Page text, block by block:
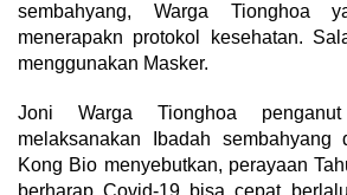
sembahyang, Warga Tionghoa
menerapakn protokol kesehatan.
menggunakan Masker.
Joni Warga Tionghoa
melaksanakan Ibadah sembahyang
Kong Bio menyebutkan, perayaan